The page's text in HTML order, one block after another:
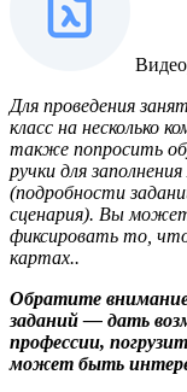
Для проведения
класс на несколько
также попросить
ручки для
(подробности
сценария). Вы
фиксировать то,
картах..
Обратите
заданий — дать
профессии,
может быть